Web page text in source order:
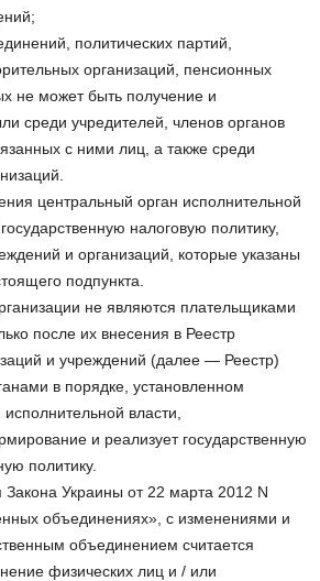
политических партий,
организаций, пенсионных
не может быть получение и
среди учредителей, членов органов
с ними лиц, а также среди
центральный орган исполнительной
налоговую политику,
и организаций, которые указаны
подпункта.
не являются плательщиками
после их внесения в Реестр
и учреждений (далее — Реестр)
в порядке, установленном
власти,
и реализует государственную
политику.
Украины от 22 марта 2012 N
объединениях», с изменениями и
объединением считается
физических лиц и / или